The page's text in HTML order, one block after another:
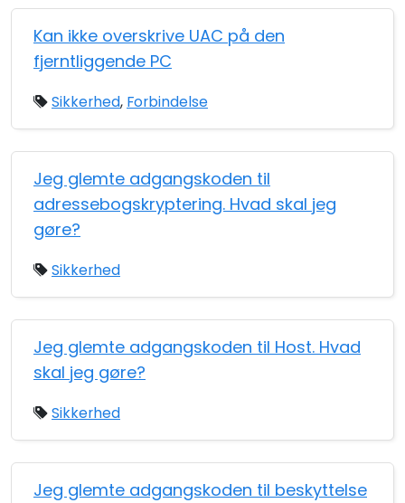
Kan ikke overskrive UAC på den
fjerntliggende PC
Sikkerhed, Forbindelse
Jeg glemte adgangskoden til
adressebogskryptering. Hvad skal jeg
gøre?
Sikkerhed
Jeg glemte adgangskoden til Host. Hvad
skal jeg gøre?
Sikkerhed
Jeg glemte adgangskoden til beskyttelse